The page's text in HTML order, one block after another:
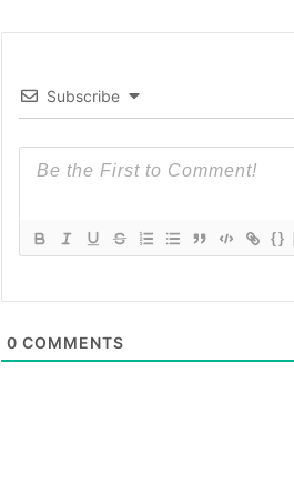
Subscribe
{}
0 COMMENTS